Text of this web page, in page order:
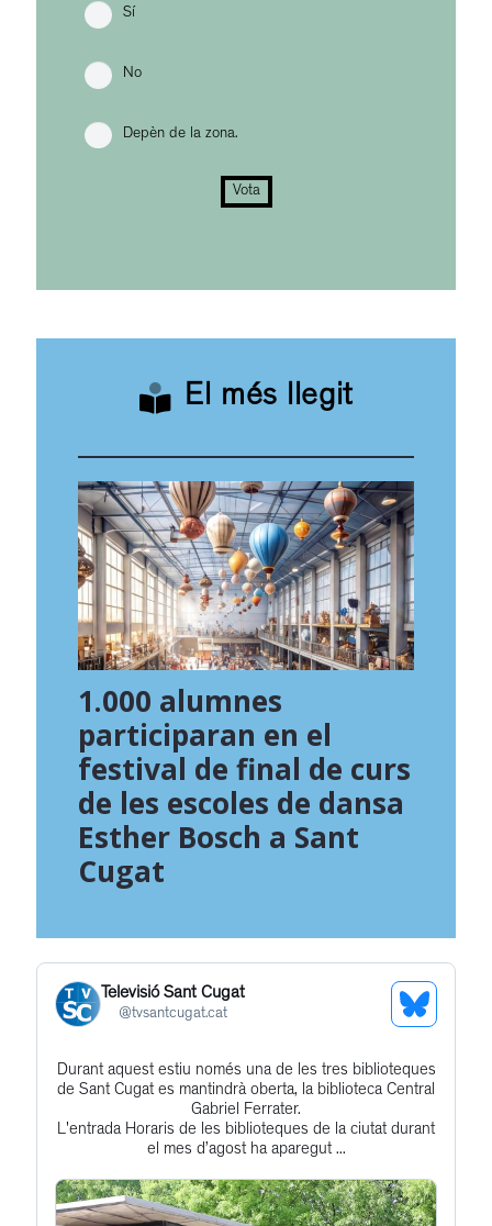
Sí
No
Depèn de la zona.
Vota
El més llegit
1.000 alumnes
participaran en el
festival de final de curs
de les escoles de dansa
Esther Bosch a Sant
Cugat
Televisió Sant Cugat
@tvsantcugat.cat
See
Profile
Get
to
this
post
Durant aquest estiu només una de les tres biblioteques
de Sant Cugat es mantindrà oberta, la biblioteca Central
Gabriel Ferrater.
L'entrada Horaris de les biblioteques de la ciutat durant
el mes d’agost ha aparegut ...